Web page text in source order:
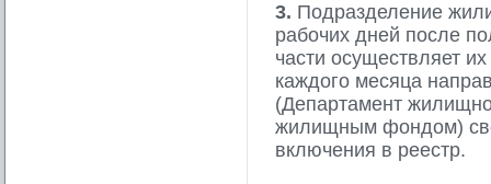
3. Подразделение
рабочих дней после
части осуществляет
каждого месяца
(Департамент
жилищным фондом)
включения в реестр.